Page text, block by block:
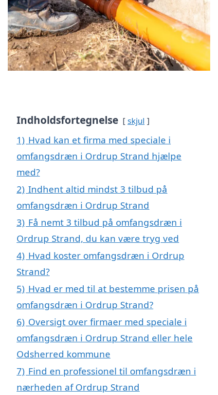
Indholdsfortegnelse skjul
1) Hvad kan et firma med speciale i
omfangsdræn i Ordrup Strand hjælpe
med?
2) Indhent altid mindst 3 tilbud på
omfangsdræn i Ordrup Strand
3) Få nemt 3 tilbud på omfangsdræn i
Ordrup Strand, du kan være tryg ved
4) Hvad koster omfangsdræn i Ordrup
Strand?
5) Hvad er med til at bestemme prisen på
omfangsdræn i Ordrup Strand?
6) Oversigt over firmaer med speciale i
omfangsdræn i Ordrup Strand eller hele
Odsherred kommune
7) Find en professionel til omfangsdræn i
nærheden af Ordrup Strand